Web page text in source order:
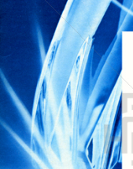
Somat